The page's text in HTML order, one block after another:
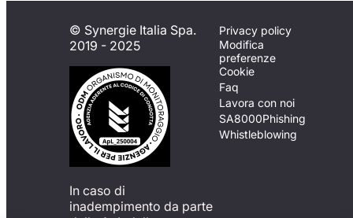
© Synergie Italia Spa.
2019 - 2025
In caso di
inadempimento da parte
Privacy policy
Modifica
preferenze
Cookie
Faq
Lavora con noi
SA8000Phishing
Whistleblowing